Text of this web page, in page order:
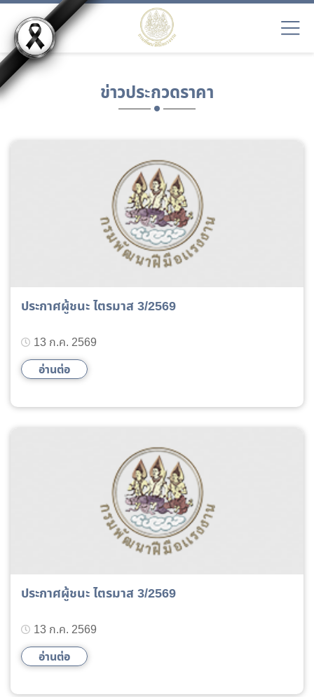
ข่าวประกวดราคา
ประกาศผู้ชนะ ไตรมาส 3/2569
13 ก.ค. 2569
อ่านต่อ
ประกาศผู้ชนะ ไตรมาส 3/2569
13 ก.ค. 2569
อ่านต่อ